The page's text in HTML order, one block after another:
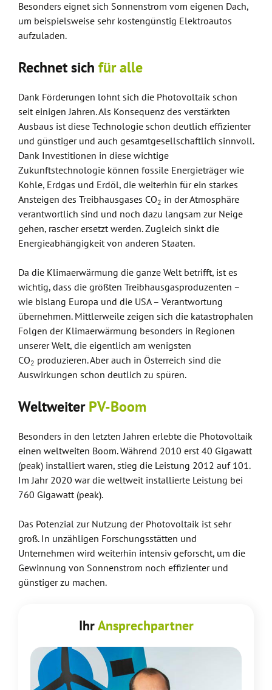
Besonders eignet sich Sonnenstrom vom eigenen Dach,
um beispielsweise sehr kostengünstig Elektroautos
aufzuladen.
Rechnet sich für alle
Dank Förderungen lohnt sich die Photovoltaik schon
seit einigen Jahren. Als Konsequenz des verstärkten
Ausbaus ist diese Technologie schon deutlich effizienter
und günstiger und auch gesamtgesellschaftlich sinnvoll.
Dank Investitionen in diese wichtige
Zukunftstechnologie können fossile Energieträger wie
Kohle, Erdgas und Erdöl, die weiterhin für ein starkes
Ansteigen des Treibhausgases CO2 in der Atmosphäre
verantwortlich sind und noch dazu langsam zur Neige
gehen, rascher ersetzt werden. Zugleich sinkt die
Energieabhängigkeit von anderen Staaten.
Da die Klimaerwärmung die ganze Welt betrifft, ist es
wichtig, dass die größten Treibhausgasproduzenten –
wie bislang Europa und die USA – Verantwortung
übernehmen. Mittlerweile zeigen sich die katastrophalen
Folgen der Klimaerwärmung besonders in Regionen
unserer Welt, die eigentlich am wenigsten
CO2 produzieren. Aber auch in Österreich sind die
Auswirkungen schon deutlich zu spüren.
WeltweiterPV-Boom
Besonders in den letzten Jahren erlebte die Photovoltaik
einen weltweiten Boom. Während 2010 erst 40 Gigawatt
(peak) installiert waren, stieg die Leistung 2012 auf 101.
Im Jahr 2020 war die weltweit installierte Leistung bei
760 Gigawatt (peak).
Das Potenzial zur Nutzung der Photovoltaik ist sehr
groß. In unzähligen Forschungsstätten und
Unternehmen wird weiterhin intensiv geforscht, um die
Gewinnung von Sonnenstrom noch effizienter und
günstiger zu machen.
IhrAnsprechpartner